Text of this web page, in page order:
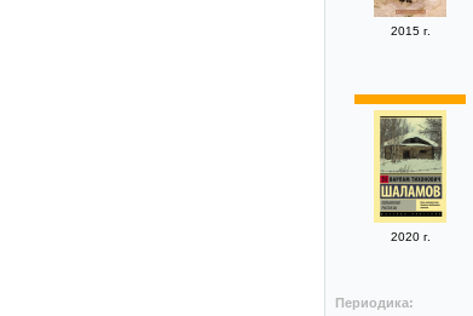
2015 г.
2020 г.
Периодика: